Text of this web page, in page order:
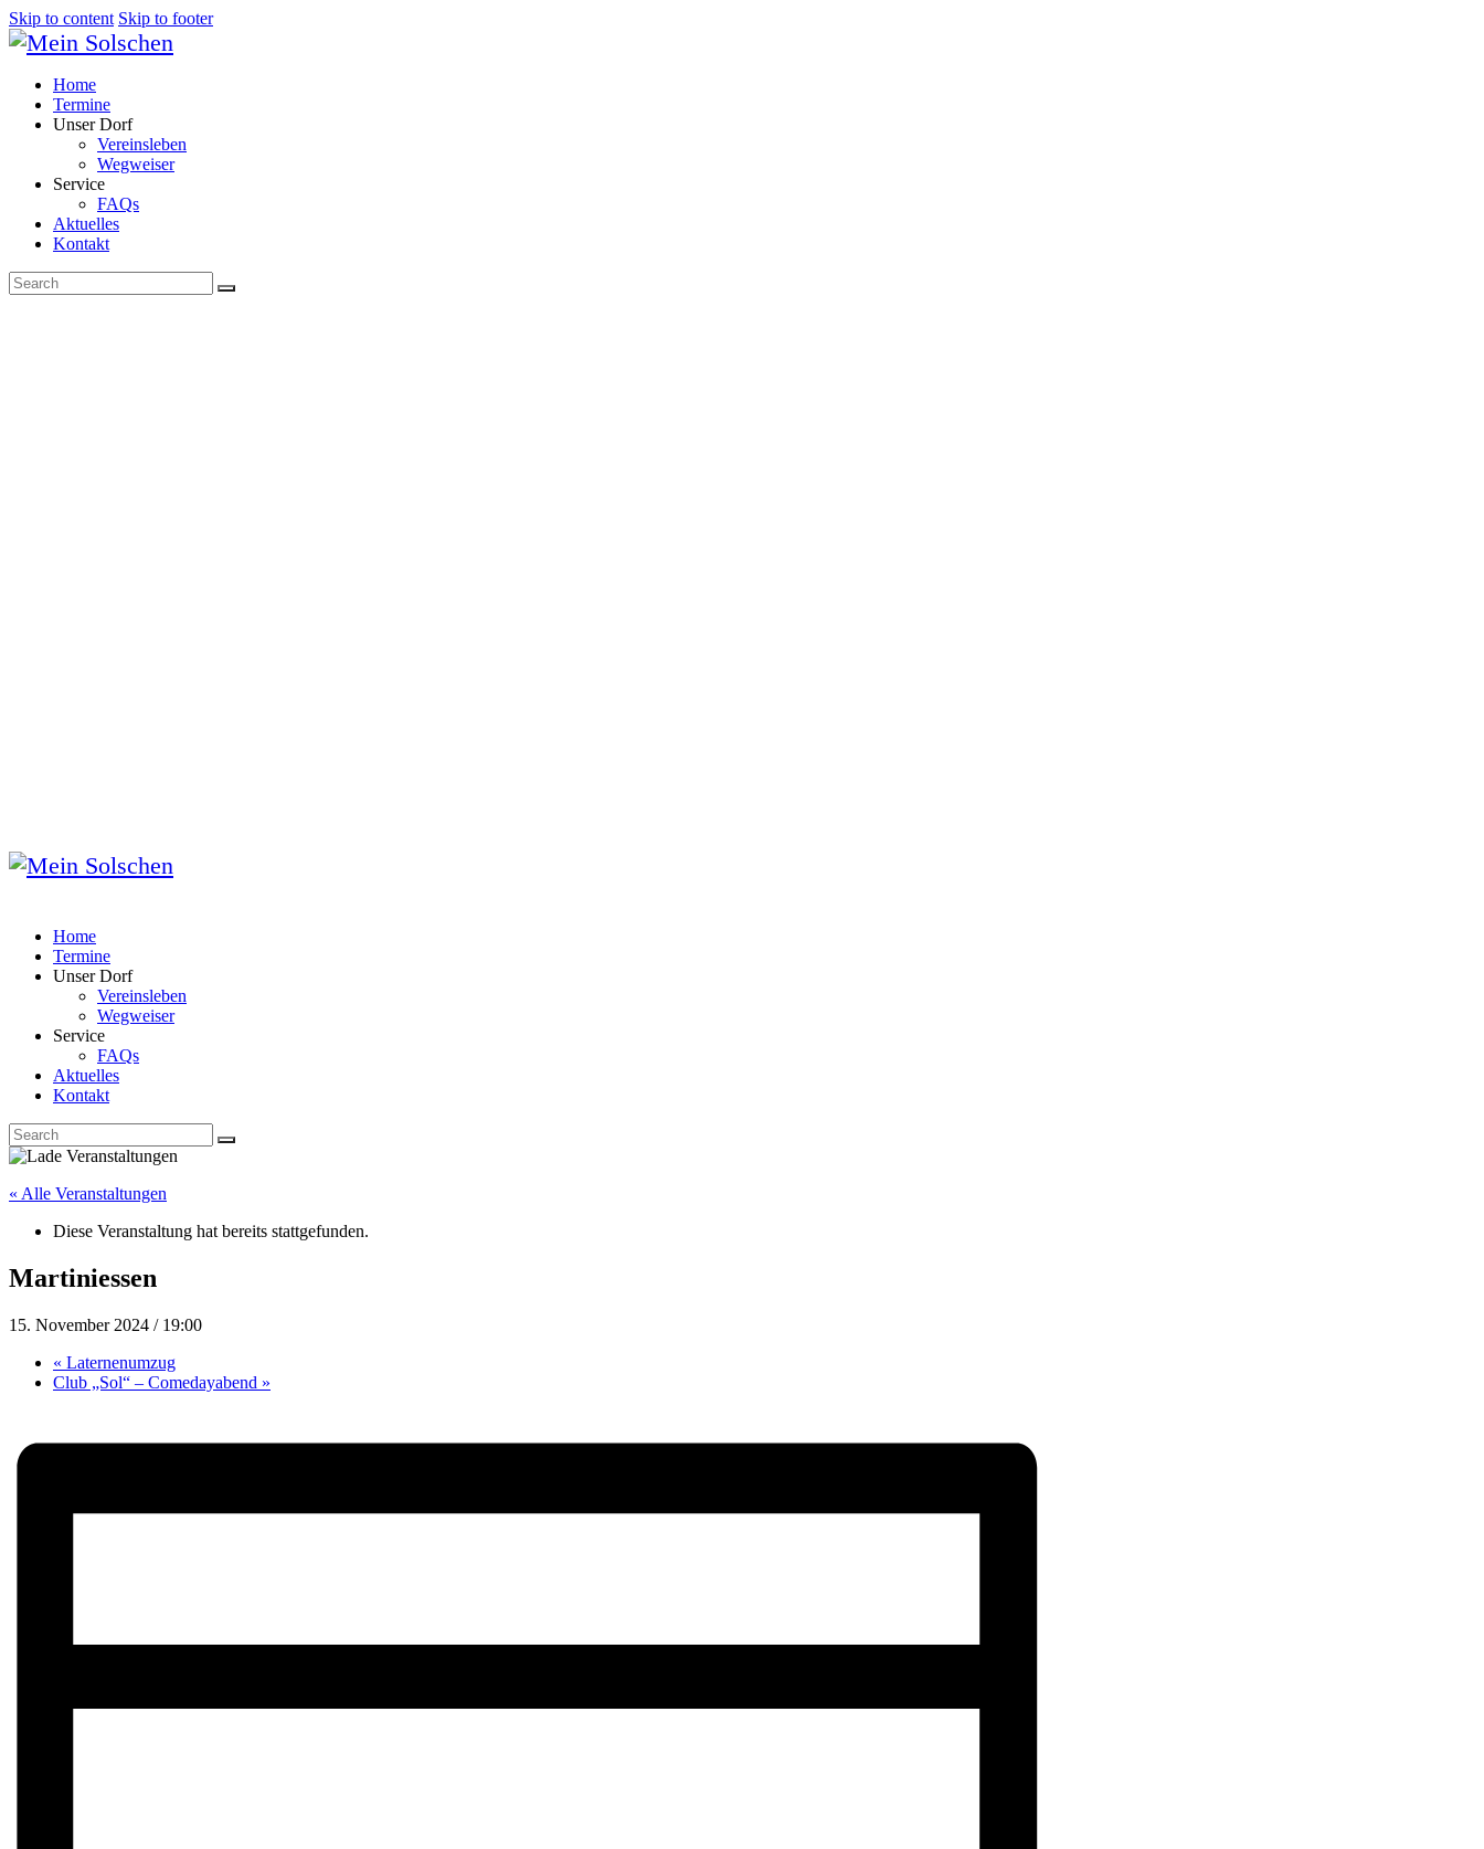
Skip to content Skip to footer
Home
Termine
Unser Dorf
Vereinsleben
Wegweiser
Service
FAQs
Aktuelles
Kontakt
Home
Termine
Unser Dorf
Vereinsleben
Wegweiser
Service
FAQs
Aktuelles
Kontakt
« Alle Veranstaltungen
Diese Veranstaltung hat bereits stattgefunden.
Martiniessen
15. November 2024 / 19:00
« Laternenumzug
Club „Sol“ – Comedayabend »